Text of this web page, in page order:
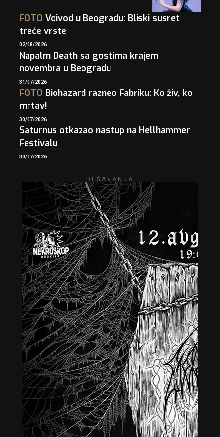
FOTO Voivod u Beogradu: Bliski susret
treće vrste
02/08/2026
Napalm Death sa gostima krajem
novembra u Beogradu
31/07/2026
FOTO Biohazard razneo Fabriku: Ko živ, ko
mrtav!
30/07/2026
Saturnus otkazao nastup na Hellhammer
Festivalu
30/07/2026
– DEŠAVANJA –